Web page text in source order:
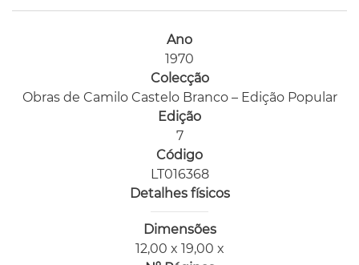
Ano
1970
Colecção
Obras de Camilo Castelo Branco – Edição Popular
Edição
7
Código
LT016368
Detalhes físicos
Dimensões
12,00 x 19,00 x